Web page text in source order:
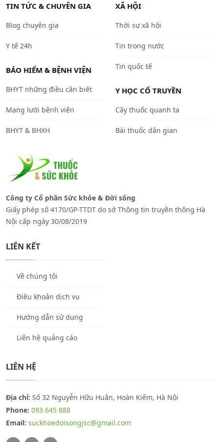
TIN TỨC & CHUYÊN GIA
Blog chuyên gia
Y tế 24h
BẢO HIỂM & BỆNH VIỆN
BHYT những điều cần biết
Mạng lưới bệnh viện
BHYT & BHXH
XÃ HỘI
Thời sự xã hội
Tin trong nước
Tin quốc tế
Y HỌC CỔ TRUYỀN
Cây thuốc quanh ta
Bài thuốc dân gian
Công ty Cổ phần Sức khỏe & Đời sống
Giấy phép số 4170/GP-TTDT do sở Thông tin truyền thông Hà
Nội cấp ngày 30/08/2019
LIÊN KẾT
Về chúng tôi
Điều khoản dịch vụ
Hướng dẫn sử dụng
Liên hệ quảng cáo
LIÊN HỆ
Địa chỉ: Số 32 Nguyễn Hữu Huân, Hoàn Kiếm, Hà Nội
Phone: 093 645 888
Email: suckhoedoisongjsc@gmail.com